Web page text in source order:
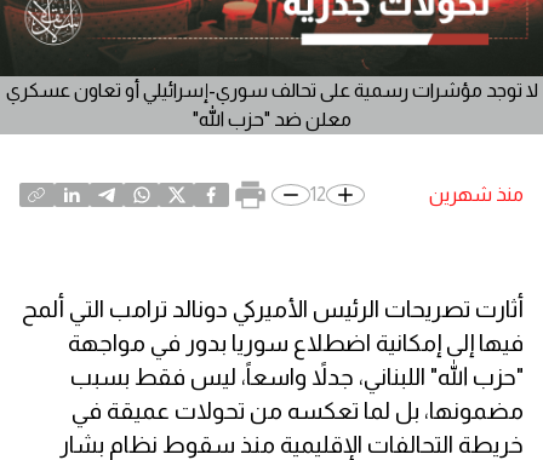
لا توجد مؤشرات رسمية على تحالف سوري-إسرائيلي أو تعاون عسكري
معلن ضد "حزب الله"
منذ شهرين 12
أثارت تصريحات الرئيس الأميركي دونالد ترامب التي ألمح
فيها إلى إمكانية اضطلاع سوريا بدور في مواجهة
"حزب الله" اللبناني، جدلاً واسعاً، ليس فقط بسبب
مضمونها، بل لما تعكسه من تحولات عميقة في
خريطة التحالفات الإقليمية منذ سقوط نظام بشار